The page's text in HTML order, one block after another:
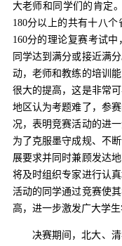
大老师和同学们的肯定
180分以上的共有十八
160分的理论复赛考试
同学达到满分或接近满
动，老师和教练的培训
很大的提高，这是非常
地区认为考题难了，参
况，表明竞赛活动的进
为了克服墨守成规、不
展要求并同时兼顾发达
将及时组织专家进行认
活动的同学通过竞赛使
高，进一步激发广大学生
决赛期间，北大、